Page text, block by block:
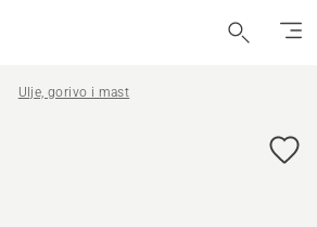
Ulje, gorivo i mast